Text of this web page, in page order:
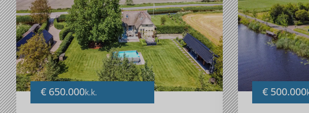
€ 650.000k.k. € 500.000